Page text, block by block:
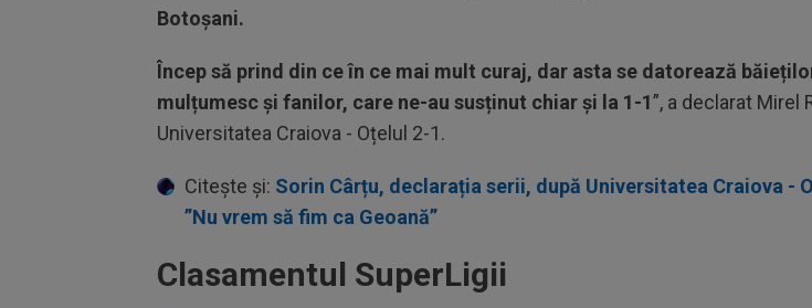
Botoșani.
Încep să prind din ce în ce mai mult curaj, dar asta se datorează
mulțumesc și fanilor, care ne-au susținut chiar și la 1-1”, a declarat Mirel
Universitatea Craiova - Oțelul 2-1.
Citește și: Sorin Cârțu, declarația serii, după Universitatea Craiova -
”Nu vrem să fim ca Geoană”
Clasamentul SuperLigii